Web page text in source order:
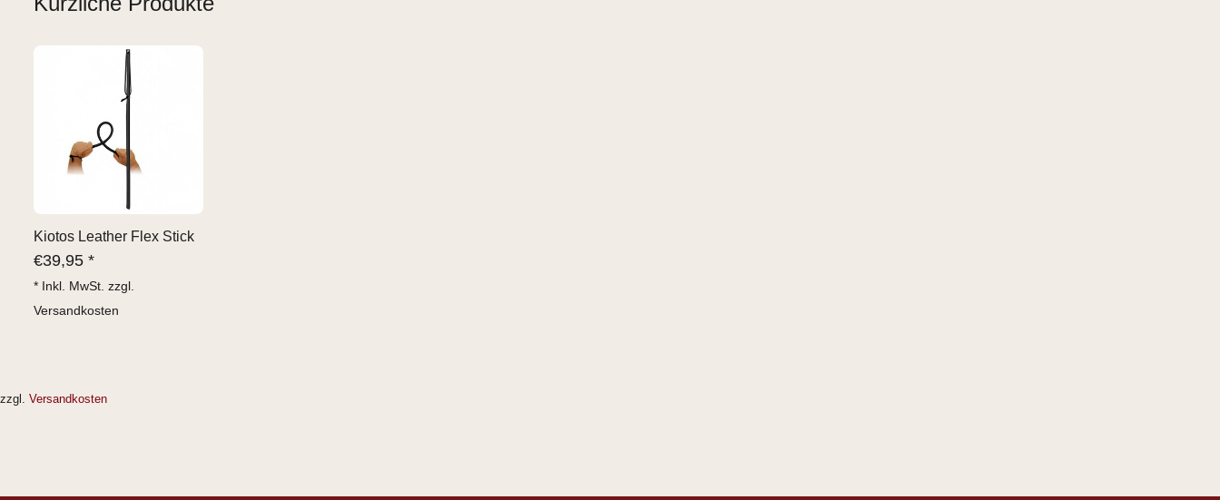
Kiotos Leather Flex Stick
€39,95 *
* Inkl. MwSt. zzgl.
Versandkosten
zzgl. Versandkosten